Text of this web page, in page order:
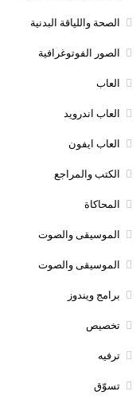
الصحة واللياقة البدنية
الصور الفوتوغرافية
العاب
العاب اندرويد
العاب ايفون
الكتب والمراجع
المحاكاة
الموسيقى والصوت
الموسيقى والصوت
برامج ويندوز
تخصيص
ترفيه
تسوّق